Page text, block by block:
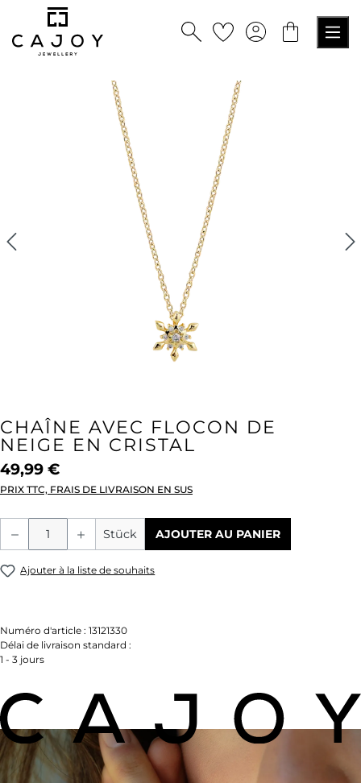
principal
CHAÎNE AVEC FLOCON DE
NEIGE EN CRISTAL
49,99 €
PRIX TTC, FRAIS DE LIVRAISON EN SUS
Quantité de produit : Entrez la
Stück AJOUTER AU PANIER
Ajouter à la liste de souhaits
Numéro d'article : 13121330
Délai de livraison standard :
1 - 3 jours